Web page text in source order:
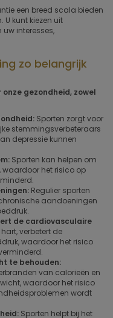
een breed scala bieden
U kunt kiezen uit
interesses,
zo belangrijk
gezondheid, zowel
Sporten zorgt voor
stemmingsverbeteraars
depressie kunnen
Sporten kan helpen om
waardoor het risico op
Regulier sporten
aandoeningen
de cardiovasculaire
verbetert de
waardoor het risico
te behouden:
van calorieën en
waardoor het risico
wordt
Sporten helpt bij het